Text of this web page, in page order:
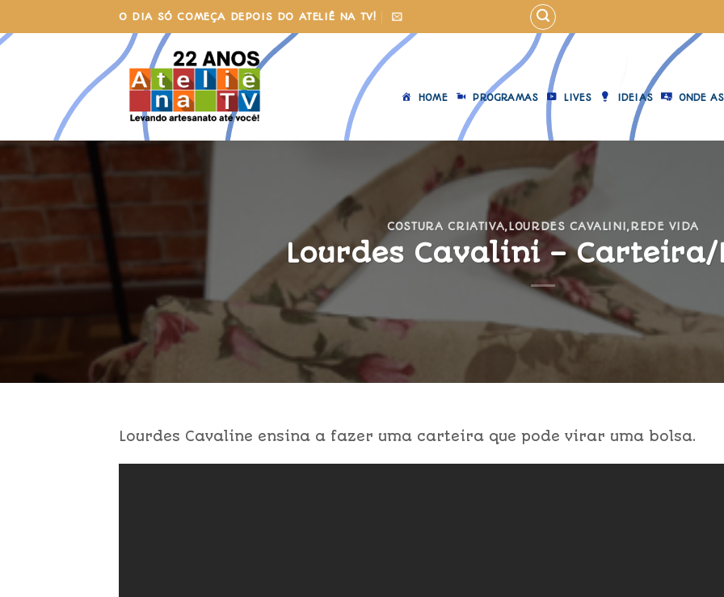
to
content
O DIA SÓ COMEÇA DEPOIS DO ATELIÊ NA TV!
HOME PROGRAMAS LIVES IDEIAS ONDE
COSTURA CRIATIVA,LOURDES CAVALINI,REDE VIDA
Lourdes Cavalini – Carteira/
Lourdes Cavaline ensina a fazer uma carteira que pode virar uma bolsa.